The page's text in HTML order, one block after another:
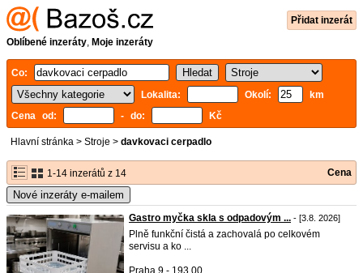
Přidat inzerát
Oblíbené inzeráty, Moje inzeráty
Co:
Lokalita:
Okolí:
km
Cena od:
- do: Kč
Hlavní stránka > Stroje > davkovaci cerpadlo
1-14 inzerátů z 14 Cena
Nové inzeráty e-mailem
Gastro myčka skla s odpadovým ... - [3.8. 2026]
Plně funkční čistá a zachovalá po celkovém
servisu a ko ...
Praha 9 - 193 00